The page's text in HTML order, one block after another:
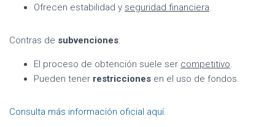
Ofrecen estabilidad y seguridad financiera.
Contras de subvenciones:
El proceso de obtención suele ser competitivo.
Pueden tener restricciones en el uso de fondos.
Consulta más información oficial aquí.